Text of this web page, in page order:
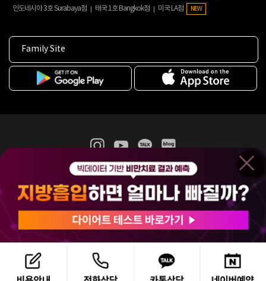
인도네시아 3호 Surabaya점
태국 1호 Bangkok점 미국 LA점 NEW
Family Site
365mc 병·의원 이용약관
홈페이지 이용약관
비급여진료수가
(주)365mcㅣ서울특별시 서초구 서초대로52길 7, 3~4층(서초동, 제일빌딩)
120-87-04354ㅣ김남철
COPYRIGHT(C) 2025 365mc. ALL RIGHTS RESERVED.